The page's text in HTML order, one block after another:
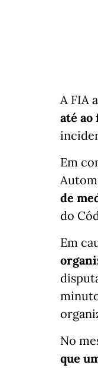
A FIA
até ao
Em
de
do
Em
No
que